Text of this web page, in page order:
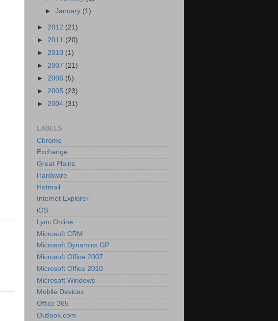
►January (1)
► 2012 (21)
► 2011 (20)
► 2010 (1)
► 2007 (21)
► 2006 (5)
► 2005 (23)
► 2004 (31)
LABELS
Chrome
Exchange
Great Plains
Hardware
Hotmail
Internet Explorer
iOS
Lync Online
Microsoft CRM
Microsoft Dynamics GP
Microsoft Office 2007
Microsoft Office 2010
Microsoft Windows
Mobile Devices
Office 365
Outlook.com